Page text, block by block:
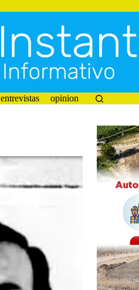
entrevistas opinion